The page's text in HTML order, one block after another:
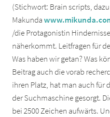
(Stichwort: Brain scripts,
Makunda
/die Protagonistin
näherkommt. Leitfragen für
Was haben wir getan? Was
Beitrag auch die vorab
ihren Platz, hat man auch
der Suchmaschine gesorgt.
bei 2500 Zeichen aufwärts.